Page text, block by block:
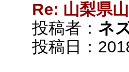
Re: 山梨県
投稿者： ネ
投稿日：